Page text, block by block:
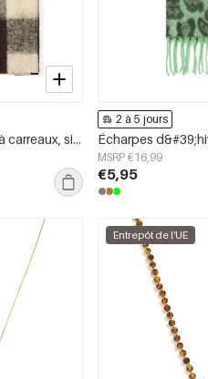
Écharpes d&#39;hiver à carreaux, simples, en polyester, accessoires du quotidien
2 à 5 jours
MSRP €16,99
€5,95
Entrepôt de l'UE